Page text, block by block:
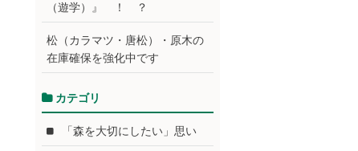
（遊学）』 ！ ？
松（カラマツ・唐松）・原木の
在庫確保を強化中です
カテゴリ
「森を大切にしたい」思い